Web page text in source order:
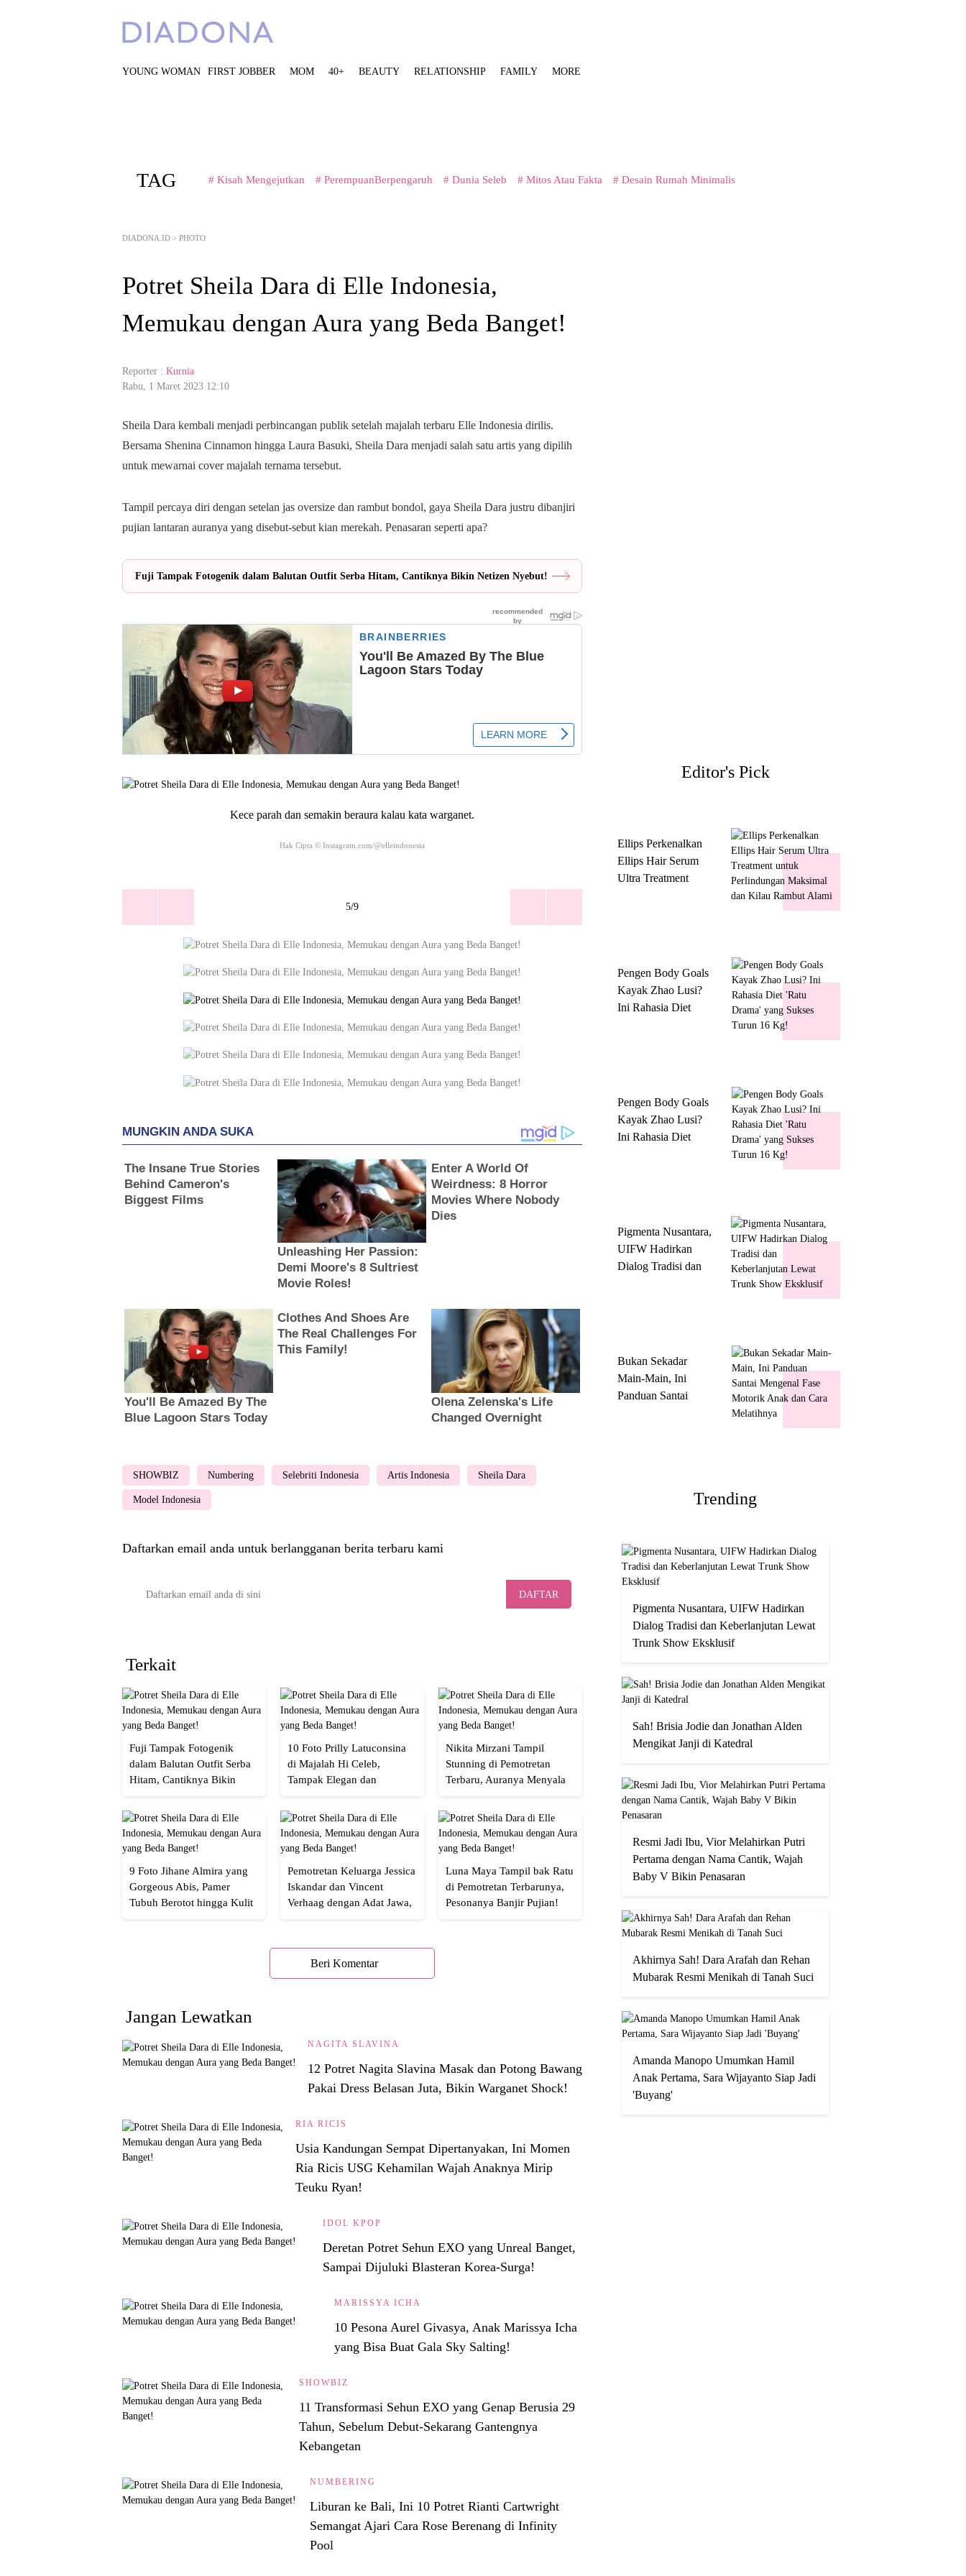
YOUNG WOMAN FIRST JOBBER MOM 40+ BEAUTY RELATIONSHIP FAMILY MORE
TAG # Kisah Mengejutkan # PerempuanBerpengaruh # Dunia Seleb # Mitos Atau Fakta # Desain Rumah Minimalis
DIADONA.ID > PHOTO
Potret Sheila Dara di Elle Indonesia,
Memukau dengan Aura yang Beda Banget!
Reporter : Kurnia
Rabu, 1 Maret 2023 12:10
Sheila Dara kembali menjadi perbincangan publik setelah majalah terbaru Elle Indonesia dirilis.
Bersama Shenina Cinnamon hingga Laura Basuki, Sheila Dara menjadi salah satu artis yang dipilih
untuk mewarnai cover majalah ternama tersebut.
Tampil percaya diri dengan setelan jas oversize dan rambut bondol, gaya Sheila Dara justru dibanjiri
pujian lantaran auranya yang disebut-sebut kian merekah. Penasaran seperti apa?
Fuji Tampak Fotogenik dalam Balutan Outfit Serba Hitam, Cantiknya Bikin Netizen Nyebut!
Kece parah dan semakin beraura kalau kata warganet.
Hak Cipta © Instagram.com/@elleindonesia
5/9
SHOWBIZ Numbering Selebriti Indonesia Artis Indonesia Sheila Dara
Model Indonesia
Daftarkan email anda untuk berlangganan berita terbaru kami
DAFTAR
Terkait
Fuji Tampak Fotogenik
dalam Balutan Outfit Serba
Hitam, Cantiknya Bikin
10 Foto Prilly Latuconsina
di Majalah Hi Celeb,
Tampak Elegan dan
Nikita Mirzani Tampil
Stunning di Pemotretan
Terbaru, Auranya Menyala
9 Foto Jihane Almira yang
Gorgeous Abis, Pamer
Tubuh Berotot hingga Kulit
Pemotretan Keluarga Jessica
Iskandar dan Vincent
Verhaag dengan Adat Jawa,
Luna Maya Tampil bak Ratu
di Pemotretan Terbarunya,
Pesonanya Banjir Pujian!
Beri Komentar
Jangan Lewatkan
NAGITA SLAVINA
12 Potret Nagita Slavina Masak dan Potong Bawang
Pakai Dress Belasan Juta, Bikin Warganet Shock!
RIA RICIS
Usia Kandungan Sempat Dipertanyakan, Ini Momen
Ria Ricis USG Kehamilan Wajah Anaknya Mirip
Teuku Ryan!
IDOL KPOP
Deretan Potret Sehun EXO yang Unreal Banget,
Sampai Dijuluki Blasteran Korea-Surga!
MARISSYA ICHA
10 Pesona Aurel Givasya, Anak Marissya Icha
yang Bisa Buat Gala Sky Salting!
SHOWBIZ
11 Transformasi Sehun EXO yang Genap Berusia 29
Tahun, Sebelum Debut-Sekarang Gantengnya
Kebangetan
NUMBERING
Liburan ke Bali, Ini 10 Potret Rianti Cartwright
Semangat Ajari Cara Rose Berenang di Infinity
Pool
Editor's Pick
Ellips Perkenalkan
Ellips Hair Serum
Ultra Treatment
Pengen Body Goals
Kayak Zhao Lusi?
Ini Rahasia Diet
Pengen Body Goals
Kayak Zhao Lusi?
Ini Rahasia Diet
Pigmenta Nusantara,
UIFW Hadirkan
Dialog Tradisi dan
Bukan Sekadar
Main-Main, Ini
Panduan Santai
Trending
Pigmenta Nusantara, UIFW Hadirkan
Dialog Tradisi dan Keberlanjutan Lewat
Trunk Show Eksklusif
Sah! Brisia Jodie dan Jonathan Alden
Mengikat Janji di Katedral
Resmi Jadi Ibu, Vior Melahirkan Putri
Pertama dengan Nama Cantik, Wajah
Baby V Bikin Penasaran
Akhirnya Sah! Dara Arafah dan Rehan
Mubarak Resmi Menikah di Tanah Suci
Amanda Manopo Umumkan Hamil
Anak Pertama, Sara Wijayanto Siap Jadi
'Buyang'